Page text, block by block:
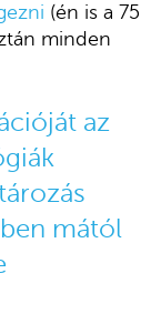
(én is a 75
minden
az
mától